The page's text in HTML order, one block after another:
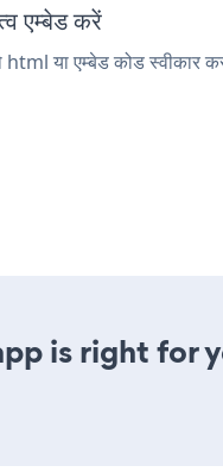
एम्बेड करें
या एम्बेड कोड स्वीकार
is right for